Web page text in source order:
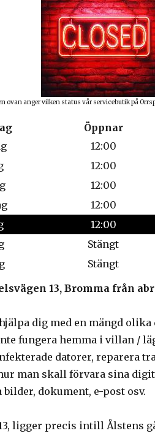
ovan anger vilken status vår servicebutik på
Öppnar
12:00
12:00
12:00
12:00
12:00
Stängt
Stängt
13, Bromma från
dig med en mängd
fungera hemma i villan /
datorer, reparera
man skall förvara sina
bilder, dokument, e-post osv.
ligger precis intill Ålstens